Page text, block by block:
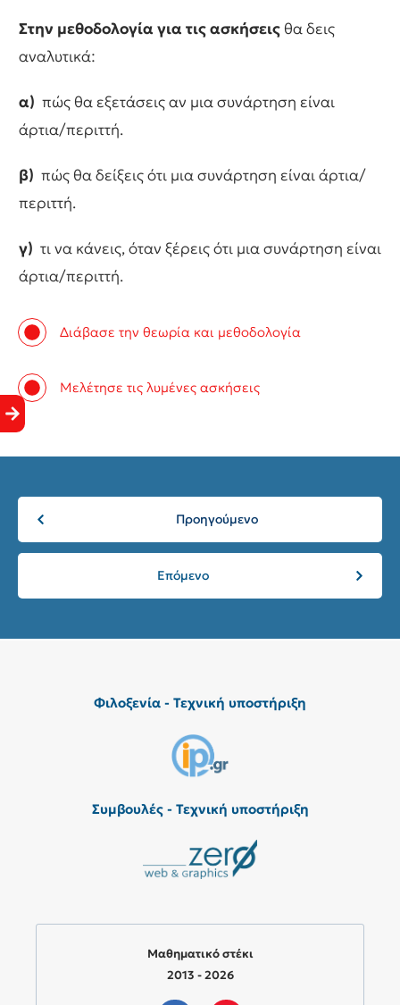
Στην μεθοδολογία για τις ασκήσεις θα δεις
αναλυτικά:
α) πώς θα εξετάσεις αν μια συνάρτηση είναι
άρτια/περιττή.
β) πώς θα δείξεις ότι μια συνάρτηση είναι άρτια/
περιττή.
γ) τι να κάνεις, όταν ξέρεις ότι μια συνάρτηση είναι
άρτια/περιττή.
Διάβασε την θεωρία και μεθοδολογία
Μελέτησε τις λυμένες ασκήσεις
Προηγούμενο
Επόμενο
Φιλοξενία - Τεχνική υποστήριξη
Συμβουλές - Τεχνική υποστήριξη
Μαθηματικό στέκι
2013 - 2026